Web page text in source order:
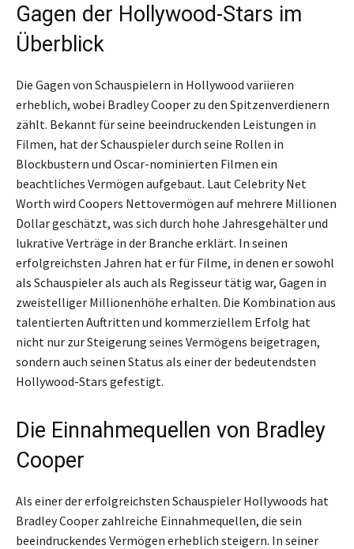
Gagen der Hollywood-Stars im
Überblick
Die Gagen von Schauspielern in Hollywood variieren
erheblich, wobei Bradley Cooper zu den Spitzenverdienern
zählt. Bekannt für seine beeindruckenden Leistungen in
Filmen, hat der Schauspieler durch seine Rollen in
Blockbustern und Oscar-nominierten Filmen ein
beachtliches Vermögen aufgebaut. Laut Celebrity Net
Worth wird Coopers Nettovermögen auf mehrere Millionen
Dollar geschätzt, was sich durch hohe Jahresgehälter und
lukrative Verträge in der Branche erklärt. In seinen
erfolgreichsten Jahren hat er für Filme, in denen er sowohl
als Schauspieler als auch als Regisseur tätig war, Gagen in
zweistelliger Millionenhöhe erhalten. Die Kombination aus
talentierten Auftritten und kommerziellem Erfolg hat
nicht nur zur Steigerung seines Vermögens beigetragen,
sondern auch seinen Status als einer der bedeutendsten
Hollywood-Stars gefestigt.
Die Einnahmequellen von Bradley
Cooper
Als einer der erfolgreichsten Schauspieler Hollywoods hat
Bradley Cooper zahlreiche Einnahmequellen, die sein
beeindruckendes Vermögen erheblich steigern. In seiner